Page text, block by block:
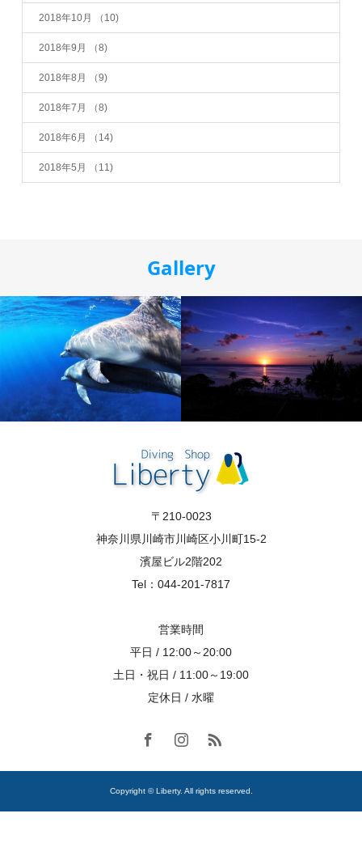
2018年10月 （10)
2018年9月 （8)
2018年8月 （9)
2018年7月 （8)
2018年6月 （14)
2018年5月 （11)
Gallery
〒210-0023
神奈川県川崎市川崎区小川町15-2
濱屋ビル2階202
Tel：044-201-7817
営業時間
平日 / 12:00～20:00
土日・祝日 / 11:00～19:00
定休日 / 水曜
Copyright © Liberty. All rights reserved.